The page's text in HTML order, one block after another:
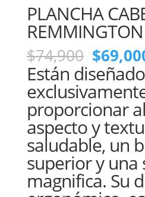
PLANCHA
$74,900 El
precio
era:
$
Están
proporcionar
aspecto y
saludable, un
superior y una
magnifica. Su